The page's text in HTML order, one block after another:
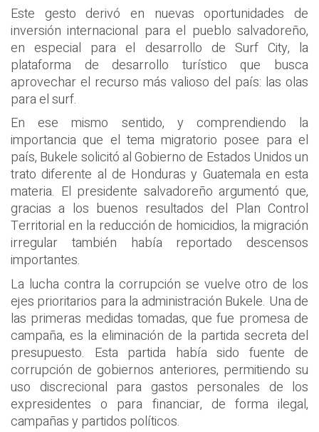
Este gesto derivó en nuevas oportunidades de
inversión internacional para el pueblo salvadoreño,
en especial para el desarrollo de Surf City, la
plataforma de desarrollo turístico que busca
aprovechar el recurso más valioso del país: las olas
para el surf.
En ese mismo sentido, y comprendiendo la
importancia que el tema migratorio posee para el
país, Bukele solicitó al Gobierno de Estados Unidos un
trato diferente al de Honduras y Guatemala en esta
materia. El presidente salvadoreño argumentó que,
gracias a los buenos resultados del Plan Control
Territorial en la reducción de homicidios, la migración
irregular también había reportado descensos
importantes.
La lucha contra la corrupción se vuelve otro de los
ejes prioritarios para la administración Bukele. Una de
las primeras medidas tomadas, que fue promesa de
campaña, es la eliminación de la partida secreta del
presupuesto. Esta partida había sido fuente de
corrupción de gobiernos anteriores, permitiendo su
uso discrecional para gastos personales de los
expresidentes o para financiar, de forma ilegal,
campañas y partidos políticos.